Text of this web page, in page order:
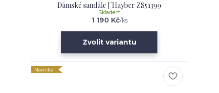
Dámské sandále J´Hayber ZS51399
1 190 Kč/ks
Skladem
Zvolit variantu
Novinka